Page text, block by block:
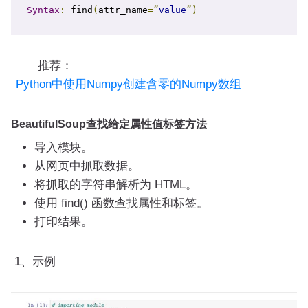
Syntax : find ( attr_name=”value”)
推荐：
Python中使用Numpy创建含零的Numpy数组
BeautifulSoup查找给定属性值标签方法
导入模块。
从网页中抓取数据。
将抓取的字符串解析为 HTML。
使用 find() 函数查找属性和标签。
打印结果。
1、示例